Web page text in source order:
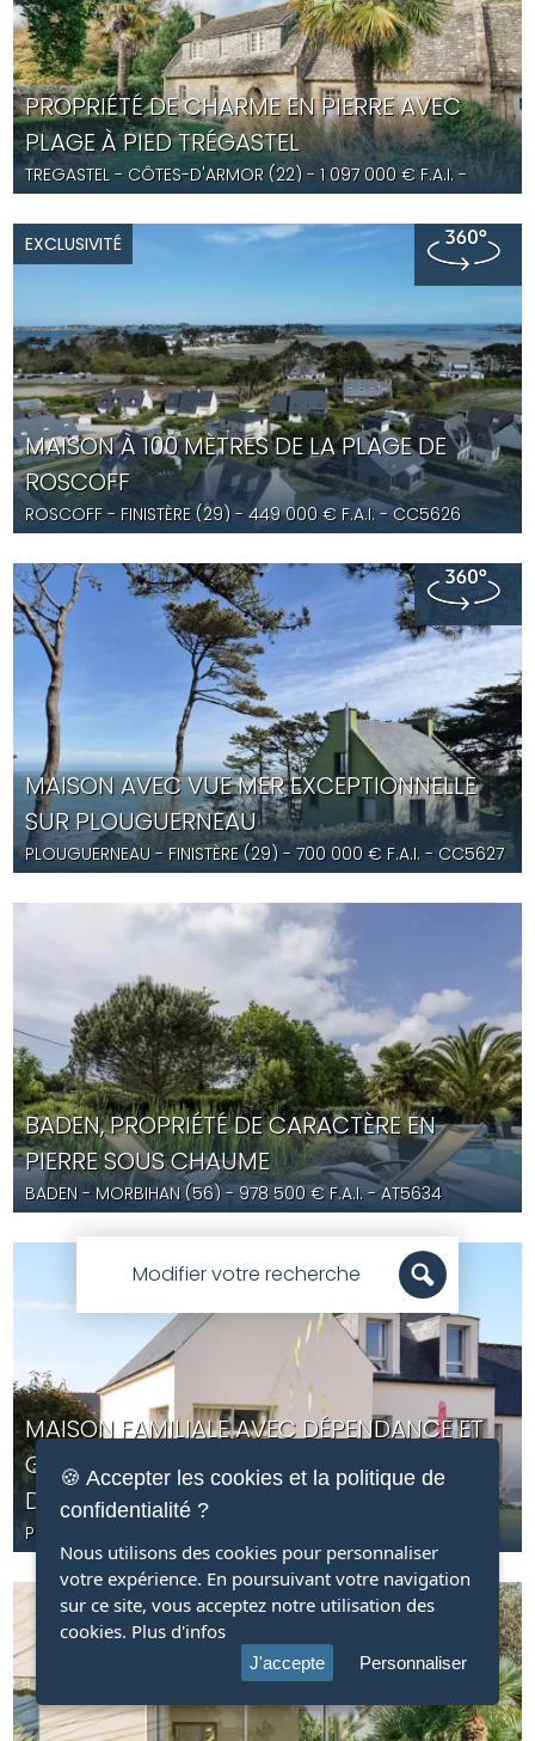
Modifier votre recherche
PROPRIÉTÉ DE CHARME EN PIERRE AVEC
PLAGE À PIED TRÉGASTEL
TREGASTEL- CÔTES-D'ARMOR (22) -1 097 000 € F.A.I. -
YD5632
MAISON À 100 MÈTRES DE LA PLAGE DE
ROSCOFF
ROSCOFF- FINISTÈRE (29) -449 000 € F.A.I.- CC5626
EXCLUSIVITÉ
MAISON AVEC VUE MER EXCEPTIONNELLE
SUR PLOUGUERNEAU
PLOUGUERNEAU- FINISTÈRE (29) -700 000 € F.A.I. - CC5627
BADEN, PROPRIÉTÉ DE CARACTÈRE EN
PIERRE SOUS CHAUME
BADEN - MORBIHAN (56) -978 500 € F.A.I.- AT5634
MAISON FAMILIALE AVEC DÉPENDANCE ET
GRAND TERRAIN, FACE AUX SPOTS DE SURF
DE PORS CARN
PENMARCH
🍪 Accepter les cookies et la politique de
confidentialité ?
Nous utilisons des cookies pour personnaliser
votre expérience. En poursuivant votre navigation
sur ce site, vous acceptez notre utilisation des
cookies. Plus d'infos
J'accepte Personnaliser